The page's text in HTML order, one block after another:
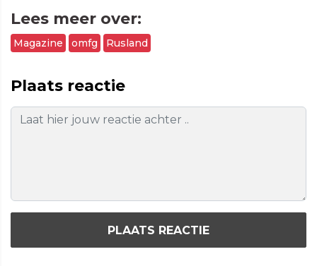
Lees meer over:
Magazine omfg Rusland
Plaats reactie
PLAATS REACTIE